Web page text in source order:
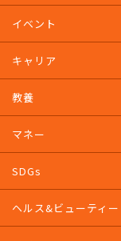
イベント
キャリア
教養
マネー
SDGs
ヘルス&ビューティー